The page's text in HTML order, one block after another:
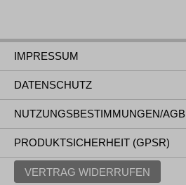
IMPRESSUM
DATENSCHUTZ
NUTZUNGSBESTIMMUNGEN/AGB
PRODUKTSICHERHEIT (GPSR)
VERTRAG WIDERRUFEN